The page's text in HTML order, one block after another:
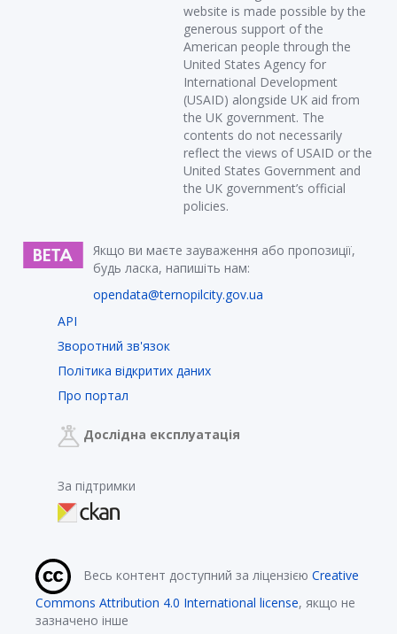
website is made possible by the
generous support of the
American people through the
United States Agency for
International Development
(USAID) alongside UK aid from
the UK government. The
contents do not necessarily
reflect the views of USAID or the
United States Government and
the UK government’s official
policies.
Якщо ви маєте зауваження або пропозиції,
будь ласка, напишіть нам:
opendata@ternopilcity.gov.ua
API
Зворотний зв'язок
Політика відкритих даних
Про портал
Дослідна експлуатація
За підтримки
Весь контент доступний за ліцензією Creative
Commons Attribution 4.0 International license, якщо не
зазначено інше